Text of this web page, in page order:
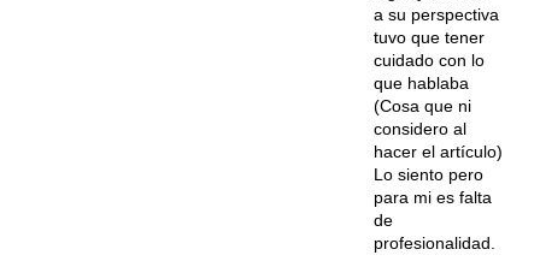
a su perspectiva
tuvo que tener
cuidado con lo
que hablaba
(Cosa que ni
considero al
hacer el artículo)
Lo siento pero
para mi es falta
de
profesionalidad.